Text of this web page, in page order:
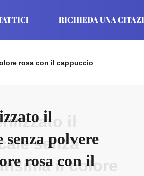
RICHIEDA UNA
rosa con il cappuccio
il
polvere
rosa con il
il
senza
il colore